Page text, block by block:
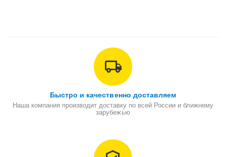
Быстро и качественно доставляем
Наша компания производит доставку по всей России и ближнему
зарубежью